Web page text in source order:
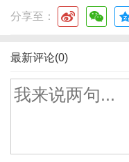
分享至：
最新评论(0)